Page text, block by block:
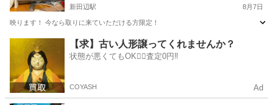
新田辺駅 8月7日
映ります！ 今なら取りに来ていただける方限定！
新田辺駅 テレビ
【求】古い人形譲ってくれませんか？
状態が悪くてもOK🙆‍♀️査定0円‼️
COYASH Ad